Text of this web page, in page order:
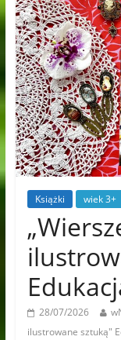
Książki wiek 3+
28/07/2026
ilustrowane sztuką"